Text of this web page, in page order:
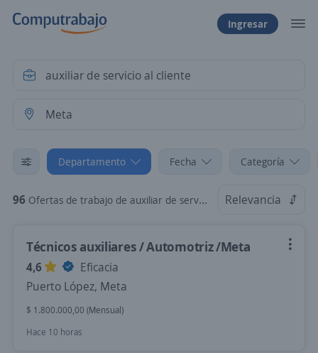
Ingresar
Departamento Fecha Categoría
96 Ofertas de trabajo de auxiliar de servicio al cliente en Meta Relevancia
Técnicos auxiliares / Automotriz /Meta
4,6
Eficacia
Puerto López, Meta
$ 1.800.000,00 (Mensual)
Hace 10 horas